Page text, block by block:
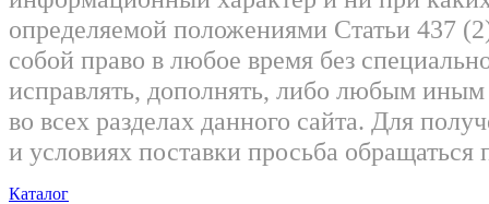
определяемой положениями Статьи 437
собой право в любое время без
исправлять, дополнять, либо любым
во всех разделах данного сайта. Для
и условиях поставки просьба
Каталог